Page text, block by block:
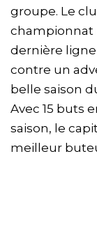
groupe. Le
championnat
dernière
contre un
belle saison
Avec 15 buts
saison, le
meilleur